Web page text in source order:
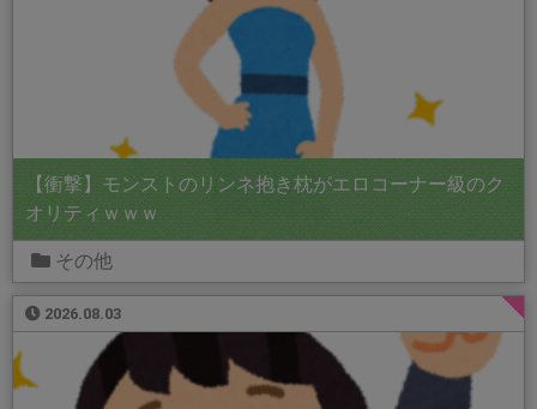
【衝撃】モンストのリンネ抱き枕がエロコーナー級のク
オリティｗｗｗ
その他
2026.08.03